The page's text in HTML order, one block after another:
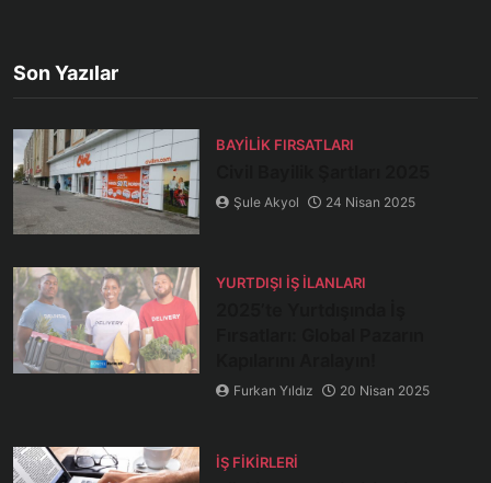
Son Yazılar
BAYILIK FIRSATLARI
Şule Akyol 24 Nisan 2025
YURTDIŞI İŞ İLANLARI
Furkan Yıldız 20 Nisan 2025
İŞ FIKIRLERI